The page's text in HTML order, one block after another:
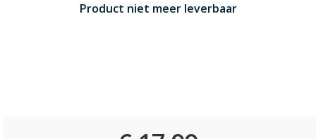
Product niet meer leverbaar